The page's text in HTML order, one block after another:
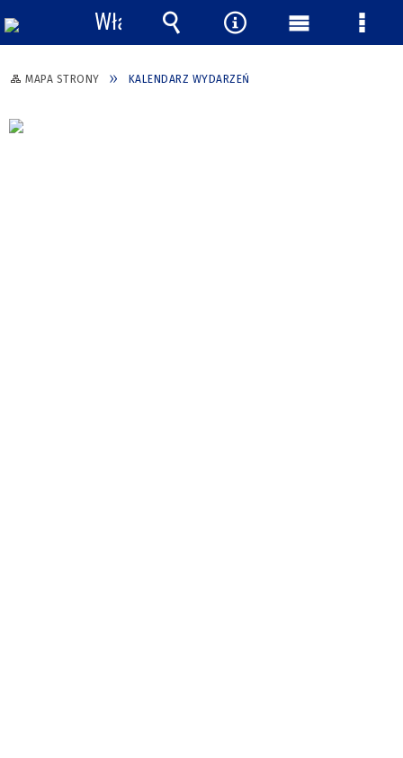
MAPA STRONY KALENDARZ WYDARZEŃ
Włącz
powiadomienia
Wyszukiwarka
Narzędzia
Menu Menu